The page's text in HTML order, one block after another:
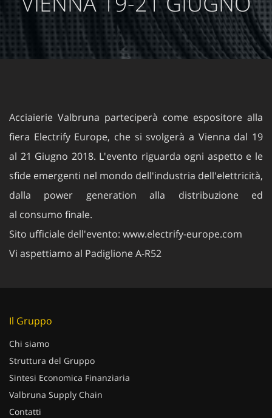
Acciaierie Valbruna parteciperà come espositore alla
fiera Electrify Europe, che si svolgerà a Vienna dal 19
al 21 Giugno 2018. L'evento riguarda ogni aspetto e le
sfide emergenti nel mondo dell'industria dell'elettricità,
dalla power generation alla distribuzione ed
al consumo finale.
Sito ufficiale dell'evento: www.electrify-europe.com
Vi aspettiamo al Padiglione A-R52
Il Gruppo
Chi siamo
Struttura del Gruppo
Sintesi Economica Finanziaria
Valbruna Supply Chain
Contatti